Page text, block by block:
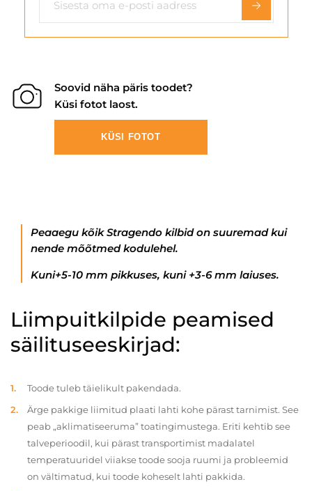
Soovid näha päris toodet?
Küsi fotot laost.
KÜSI FOTOT
Peaaegu kõik Stragendo kilbid on suuremad kui
nende mõõtmed kodulehel.
Kuni+5-10 mm pikkuses, kuni +3-6 mm laiuses.
Liimpuitkilpide peamised
säilituseeskirjad:
Toode tuleb täielikult pakendada.
Ärge pakkige liimitud plaati lahti kohe pärast tarnimist. See
peab „aklimatiseeruma” toatingimustega. Eriti kehtib see
talveperioodil, kui pärast transportimist madalatel
temperatuuridel viiakse toode sooja ruumi ja probleemid
on vältimatud, kui toode koheselt lahti pakkida.